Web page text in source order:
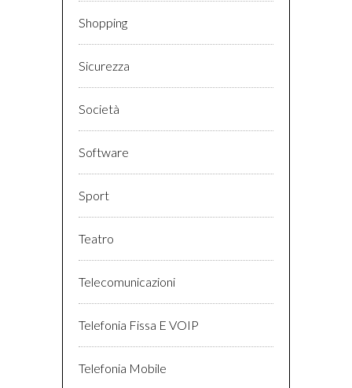
Shopping
Sicurezza
Società
Software
Sport
Teatro
Telecomunicazioni
Telefonia Fissa E VOIP
Telefonia Mobile